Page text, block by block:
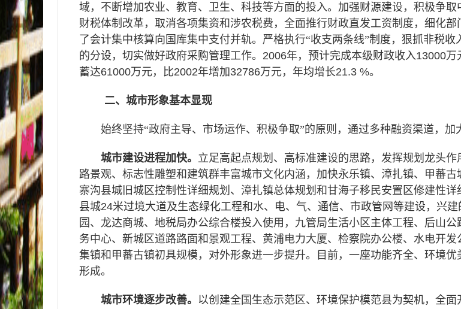
域，不断增加农业、教育、卫生、科技等方面的投入。加强财源建设，积极争
财税体制改革，取消各项集资和涉农税费，全面推行财政直发工资制度，细化
了会计集中核算向国库集中支付并轨。严格执行“收支两条线”制度，狠抓非税
的分设，切实做好政府采购管理工作。 2006年，预计完成本级财政收入13000万
蓄达61000万元，比2002年增加 32786万元，年均增长21.3 %。
二、城市形象基本显现
始终坚持“政府主导、市场运作、积极争取”的原则，通过多种融资渠道，加
城市建设进程加快。 立足高起点规划、高标准建设的思路，发挥规划龙头
路景观、标志性雕塑和建筑群丰富城市文化内涵，加快永乐镇、漳扎镇、甲蕃
寨沟县城旧城区控制性详细规划、漳扎镇总体规划和甘海子移民安置区修建性详
县城24米过境大道及生态绿化工程和水、电、气、通信、市政管网等建设，兴
园、龙达商城、地税局办公综合楼投入使用，九管局生活小区主体工程、后山
务中心、新城区道路路面和景观工程、黄浦电力大厦、检察院办公楼、水电开
集镇和甲蕃古镇初具规模，对外形象进一步提升。目前，一座功能齐全、环境
形成。
城市环境逐步改善。
以创建全国生态示范区、环境保护模范县为契机，全